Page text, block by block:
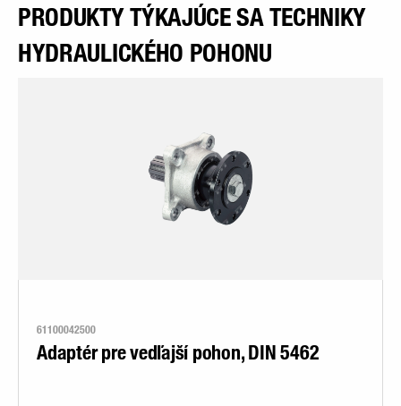
PRODUKTY TÝKAJÚCE SA TECHNIKY
HYDRAULICKÉHO POHONU
61100042500
Adaptér pre vedľajší pohon, DIN 5462